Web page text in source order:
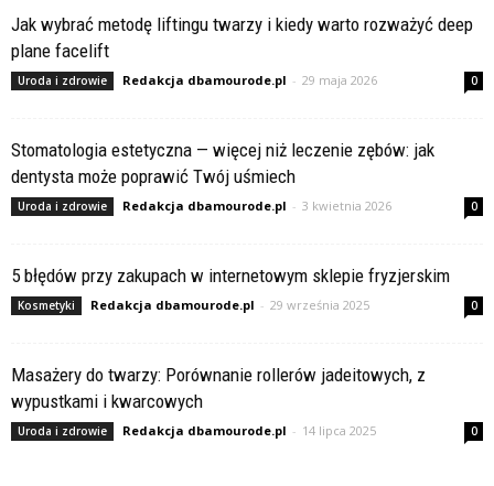
Jak wybrać metodę liftingu twarzy i kiedy warto rozważyć deep
plane facelift
Uroda i zdrowie Redakcja dbamourode.pl - 29 maja 2026 0
Stomatologia estetyczna — więcej niż leczenie zębów: jak
dentysta może poprawić Twój uśmiech
Uroda i zdrowie Redakcja dbamourode.pl - 3 kwietnia 2026 0
5 błędów przy zakupach w internetowym sklepie fryzjerskim
Kosmetyki Redakcja dbamourode.pl - 29 września 2025 0
Masażery do twarzy: Porównanie rollerów jadeitowych, z
wypustkami i kwarcowych
Uroda i zdrowie Redakcja dbamourode.pl - 14 lipca 2025 0